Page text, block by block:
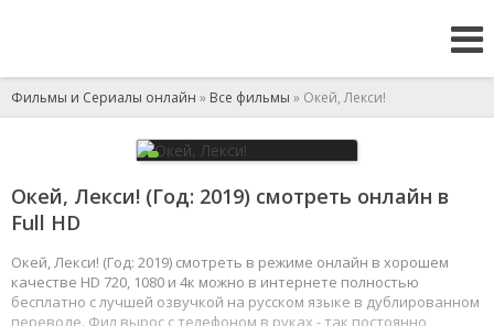
Фильмы и Сериалы онлайн » Все фильмы » Окей, Лекси!
Окей, Лекси! (Год: 2019) смотреть онлайн в
Full HD
Окей, Лекси! (Год: 2019) смотреть в режиме онлайн в хорошем
качестве HD 720, 1080 и 4к можно в интернете полностью
бесплатно с лучшей озвучкой на русском языке в дублированном
переводе. Фил вырос с телефоном в руках - так постоянно